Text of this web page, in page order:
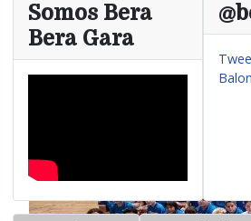
Somos Bera
Bera Gara